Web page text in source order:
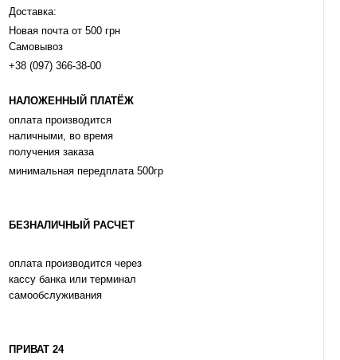
Доставка:
Новая почта от 500 грн
Самовывоз
+38 (097) 366-38-00
НАЛОЖЕННЫЙ ПЛАТЁЖ
оплата производится
наличными, во время
получения заказа
минимальная передплата 500гр
БЕЗНАЛИЧНЫЙ РАСЧЕТ
оплата производится через
кассу банка или терминал
самообслуживания
ПРИВАТ 24